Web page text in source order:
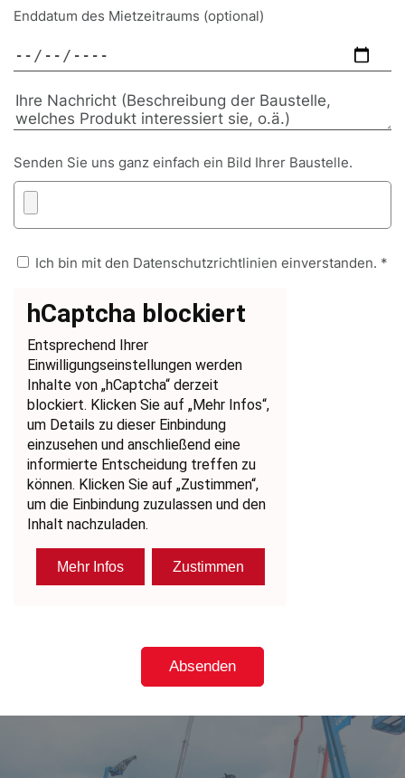
Enddatum des Mietzeitraums (optional)
Senden Sie uns ganz einfach ein Bild Ihrer Baustelle.
Ich bin mit den Datenschutzrichtlinien einverstanden. *